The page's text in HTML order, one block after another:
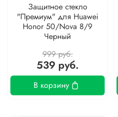
Защитное стекло
"Премиум" для Huawei
Honor 50/Nova 8/9
Черный
999 руб.
539 руб.
В корзину